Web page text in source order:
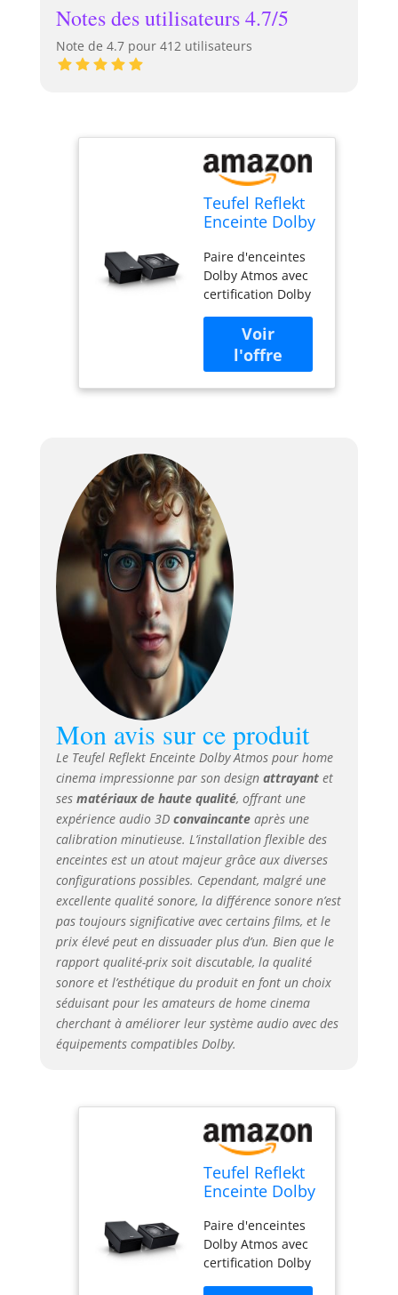
Notes des utilisateurs 4.7/5
Note de 4.7 pour 412 utilisateurs
Teufel Reflekt
Enceinte Dolby
Home Cinema
(Noir)
Paire d'enceintes
Dolby Atmos avec
certification Dolby
pour l'expansion
d'un kit home
cinéma Peut être
utilisé comme
intégré Montage
horizontal ou
vertical possible,
support mural
pivotant intégré
Peut être placé
directement sur
les haut-parleurs
de sol ou d'étagère
Peinture discrète
de haute qualité,
pour Dolby Atmos,
DTS:X et Auro 3D
Content Système à
2 voies avec
irradiation
particulière et
tweeter à course
longue pour des
niveaux élevés et
sans distorsion
Composants : 2
haut-parleurs
réfléchissants, 2
supports muraux,
2 housses en tissu
Mon avis sur ce produit
Le Teufel Reflekt Enceinte Dolby Atmos pour home
cinema impressionne par son design attrayantet
ses matériaux de haute qualité, offrant une
expérience audio 3D convaincanteaprès une
calibration minutieuse. L’installation flexible des
enceintes est un atout majeur grâce aux diverses
configurations possibles. Cependant, malgré une
excellente qualité sonore, la différence sonore n’est
pas toujours significative avec certains films, et le
prix élevé peut en dissuader plus d’un. Bien que le
rapport qualité-prix soit discutable, la qualité
sonore et l’esthétique du produit en font un choix
séduisant pour les amateurs de home cinema
cherchant à améliorer leur système audio avec des
équipements compatibles Dolby.
Teufel Reflekt
Enceinte Dolby
Home Cinema
(Noir)
Paire d'enceintes
Dolby Atmos avec
certification Dolby